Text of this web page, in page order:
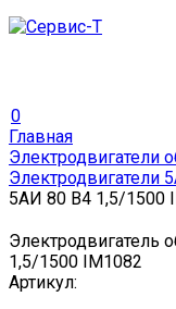
0
Главная
Электродвигатели
5АИ 80 В4 1,5/1500
1,5/1500 IM1082
Артикул: